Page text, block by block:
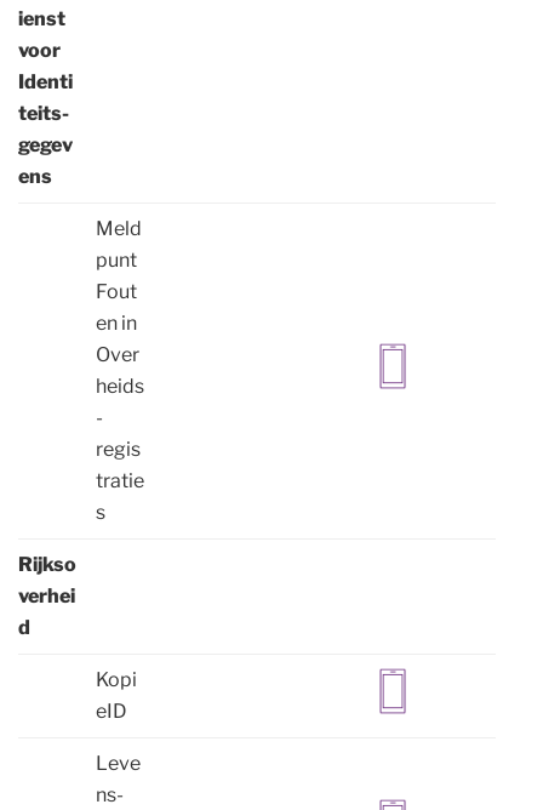
ienst
voor
Identi
teits-
gegev
ens
Meld
punt
Fout
en in
Over
heids
-
regis
tratie
s
Rijkso
verhei
d
Kopi
eID
Leve
ns-